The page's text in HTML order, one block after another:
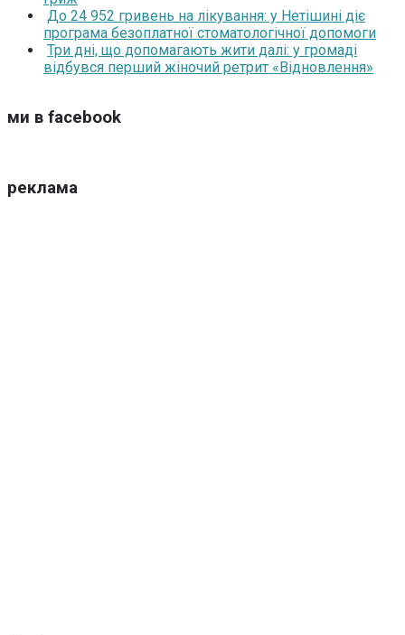
До 24 952 гривень на лікування: у Нетішині діє
програма безоплатної стоматологічної допомоги
Три дні, що допомагають жити далі: у громаді
відбувся перший жіночий ретрит «Відновлення»
ми в facebook
реклама